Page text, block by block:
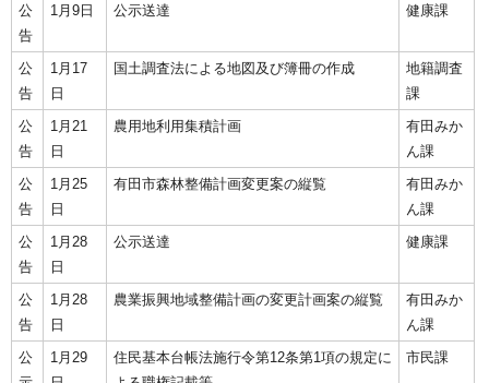
公
告
1月9日 公示送達 健康課
公
告
1月17
日
国土調査法による地図及び簿冊の作成
地籍調査
課
公
告
1月21
日
農用地利用集積計画
有田みか
ん課
公
告
1月25
日
有田市森林整備計画変更案の縦覧
有田みか
ん課
公
告
1月28
日
公示送達 健康課
公
告
1月28
日
農業振興地域整備計画の変更計画案の縦覧
有田みか
ん課
公
1月29
住民基本台帳法施行令第12条第1項の規定に
市民課